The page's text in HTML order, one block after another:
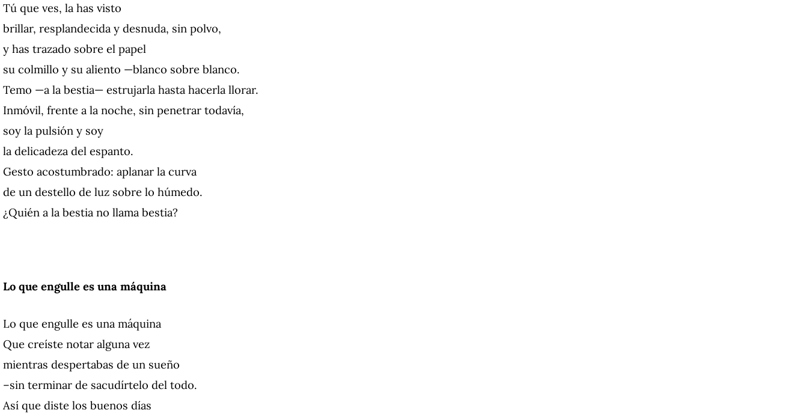
Tú que ves, la has visto
brillar, resplandecida y desnuda, sin polvo,
y has trazado sobre el papel
su colmillo y su aliento —blanco sobre blanco.
Temo —a la bestia— estrujarla hasta hacerla llorar.
Inmóvil, frente a la noche, sin penetrar todavía,
soy la pulsión y soy
la delicadeza del espanto.
Gesto acostumbrado: aplanar la curva
de un destello de luz sobre lo húmedo.
¿Quién a la bestia no llama bestia?
Lo que engulle es una máquina
Lo que engulle es una máquina
Que creíste notar alguna vez
mientras despertabas de un sueño
–sin terminar de sacudírtelo del todo.
Así que diste los buenos días